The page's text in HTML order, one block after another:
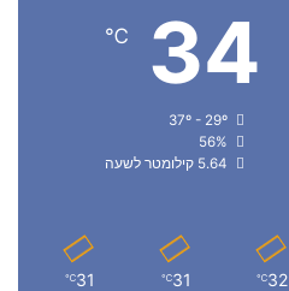
34
℃
37º - 29º
56%
5.64 קילומטר לשעה
32
℃
31
℃
31
℃